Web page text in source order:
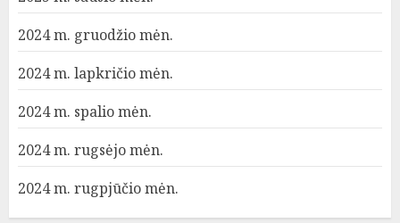
2024 m. gruodžio mėn.
2024 m. lapkričio mėn.
2024 m. spalio mėn.
2024 m. rugsėjo mėn.
2024 m. rugpjūčio mėn.